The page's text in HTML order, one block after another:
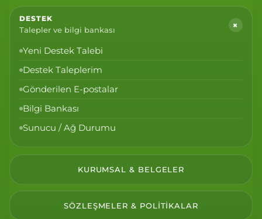
DESTEK
Talepler ve bilgi bankası
+
Yeni Destek Talebi
Destek Taleplerim
Gönderilen E-postalar
Bilgi Bankası
Sunucu / Ağ Durumu
KURUMSAL & BELGELER
SÖZLEŞMELER & POLITIKALAR